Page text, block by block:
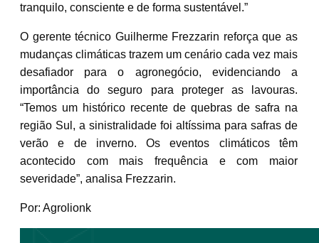
tranquilo, consciente e de forma sustentável.”
O gerente técnico Guilherme Frezzarin reforça que as
mudanças climáticas trazem um cenário cada vez mais
desafiador para o agronegócio, evidenciando a
importância do seguro para proteger as lavouras.
“Temos um histórico recente de quebras de safra na
região Sul, a sinistralidade foi altíssima para safras de
verão e de inverno. Os eventos climáticos têm
acontecido com mais frequência e com maior
severidade”, analisa Frezzarin.
Por: Agrolionk